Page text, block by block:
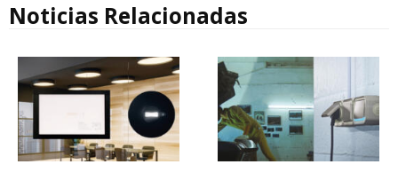
Noticias Relacionadas